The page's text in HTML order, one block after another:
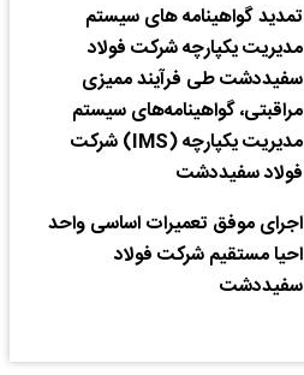
تمدید گواهینامه های سیستم
مدیریت یکپارچه شرکت فولاد
سفیددشت طی فرآیند ممیزی
مراقبتی، گواهینامه‌های سیستم
مدیریت یکپارچه (IMS) شرکت
فولاد سفیددشت
اجرای موفق تعمیرات اساسی واحد
احیا مستقیم شرکت فولاد
سفیددشت